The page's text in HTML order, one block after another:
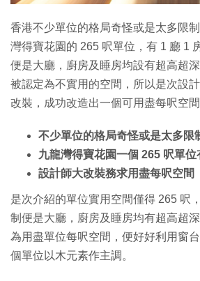
香港不少單位的格局奇怪或是太多限
灣得寶花園的 265 呎單位，有 1 廳 1
便是大廳，廚房及睡房均設有超高超
被認定為不實用的空間，所以是次設
改裝，成功改造出一個可用盡每呎空間
不少單位的格局奇怪或是太多限
九龍灣得寶花園一個 265 呎單
設計師大改裝務求用盡每呎空間
是次介紹的單位實用空間僅得 265 呎
制便是大廳，廚房及睡房均有超高超
為用盡單位每呎空間，便好好利用窗
個單位以木元素作主調。